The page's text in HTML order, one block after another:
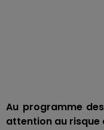
Au programme
attention au risque